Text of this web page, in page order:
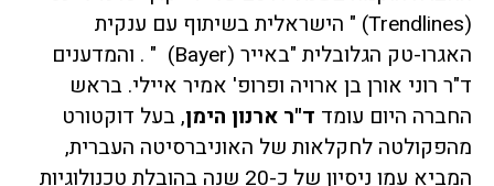
(Trendlines) " הישראלית בשיתוף עם ענקית
האגרו-טק הגלובלית "באייר (Bayer) " . והמדענים
ד"ר רוני אורן בן ארויה ופרופ' אמיר איילי. בראש
החברה היום עומד ד"ר ארנון הימן, בעל דוקטורט
מהפקולטה לחקלאות של האוניברסיטה העברית,
המביא עמו ניסיון של כ-20 שנה בהובלת טכנולוגיות